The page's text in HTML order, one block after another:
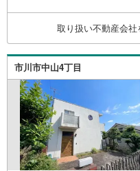
はありません。専属
す。 Yahoo！不動産
でPayPayボーナス
ずYahoo！ JAPAN
い。
取り扱い不動産会社
市川市中山4丁目